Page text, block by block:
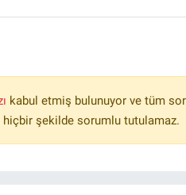
kabul etmiş bulunuyor ve tüm
hiçbir şekilde sorumlu tutulamaz.